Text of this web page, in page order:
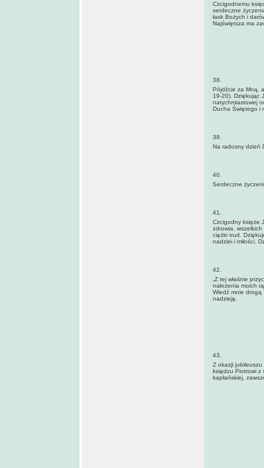
Czcigodnemu
serdeczne
łask Bożych i
Najświętsza ma
38.
Pójdźcie za Mną,
19-20). Dziękując
natychmiastowej
Ducha Świętego i
39.
Na radosny dzień
40.
Serdeczne
41.
Czcigodny księże
zdrowia, wszelkich
ciężki trud.
nadziei i miłości.
42.
„Z tej właśnie
nałożenia moich
Wiedź mnie drogą
nadzieję.
43.
Z okazji jubileuszu
księdzu Piotrowi z
kapłańskiej,